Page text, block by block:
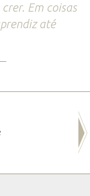
Em coisas
até